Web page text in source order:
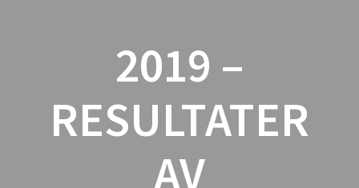
2019 –
RESULTATER
AV